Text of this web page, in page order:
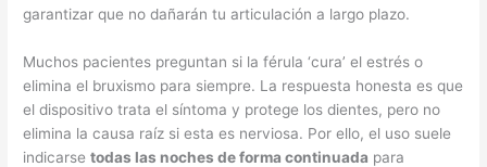
garantizar que no dañarán tu articulación a largo plazo.
Muchos pacientes preguntan si la férula ‘cura’ el estrés o
elimina el bruxismo para siempre. La respuesta honesta es que
el dispositivo trata el síntoma y protege los dientes, pero no
elimina la causa raíz si esta es nerviosa. Por ello, el uso suele
indicarsetodas las noches de forma continuada para